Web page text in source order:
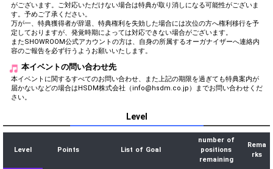
がございます。ご対応いただけない場合は特典が取り消しになる可能性がございま
す。予めご了承ください。
万が一、特典獲得者が辞退、特典権利を失効した場合には次位の方へ権利移行を予
定しておりますが、発覚時期によっては対応できない場合がございます。
またSHOWROOM公式アカウントの方は、自身の所属するオーガナイザーへ連絡内
容のご報告を必ず行うようお願いいたします。
本イベントの問い合わせ先
本イベントに関するすべてのお問い合わせ、また上記の期限を過ぎても特典案内が
届かないなどの場合はHSDM株式会社（info@hsdm.co.jp）までお問い合わせくだ
さい。
Level
Level Points List of Goal
number of
positions
remaining
Rema
rks